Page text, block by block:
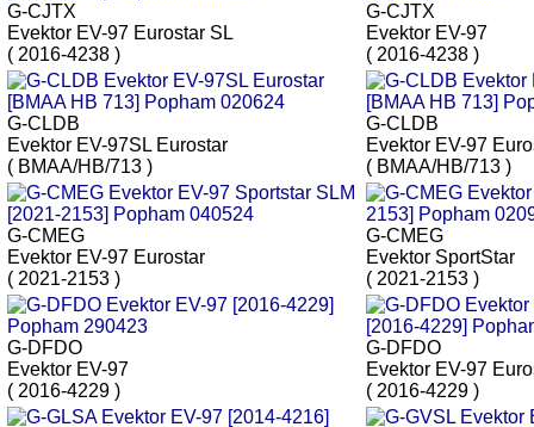
G-CJTX
Evektor EV-97 Eurostar SL
( 2016-4238 )
G-CJTX
Evektor EV-97
( 2016-4238 )
G-CLDB
Evektor EV-97SL Eurostar
( BMAA/HB/713 )
G-CLDB
Evektor EV-97
( BMAA/HB/713 )
G-CMEG
Evektor EV-97 Eurostar
( 2021-2153 )
G-CMEG
Evektor SportStar
( 2021-2153 )
G-DFDO
Evektor EV-97
( 2016-4229 )
G-DFDO
Evektor EV-97
( 2016-4229 )